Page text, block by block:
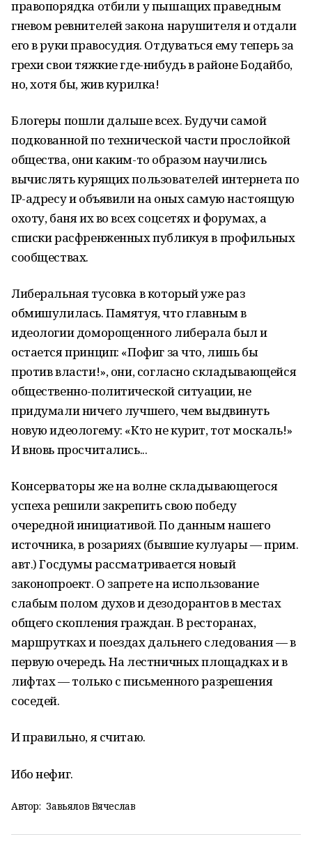
правопорядка отбили у пышащих праведным
гневом ревнителей закона нарушителя и отдали
его в руки правосудия. Отдуваться ему теперь за
грехи свои тяжкие где-нибудь в районе Бодайбо,
но, хотя бы, жив курилка!
Блогеры пошли дальше всех. Будучи самой
подкованной по технической части прослойкой
общества, они каким-то образом научились
вычислять курящих пользователей интернета по
IP-адресу и объявили на оных самую настоящую
охоту, баня их во всех соцсетях и форумах, а
списки расфренженных публикуя в профильных
сообществах.
Либеральная тусовка в который уже раз
обмишулилась. Памятуя, что главным в
идеологии доморощенного либерала был и
остается принцип: «Пофиг за что, лишь бы
против власти!», они, согласно складывающейся
общественно-политической ситуации, не
придумали ничего лучшего, чем выдвинуть
новую идеологему: «Кто не курит, тот москаль!»
И вновь просчитались...
Консерваторы же на волне складывающегося
успеха решили закрепить свою победу
очередной инициативой. По данным нашего
источника, в розариях (бывшие кулуары — прим.
авт.) Госдумы рассматривается новый
законопроект. О запрете на использование
слабым полом духов и дезодорантов в местах
общего скопления граждан. В ресторанах,
маршрутках и поездах дальнего следования — в
первую очередь. На лестничных площадках и в
лифтах — только с письменного разрешения
соседей.
И правильно, я считаю.
Ибо нефиг.
Автор: Завьялов Вячеслав